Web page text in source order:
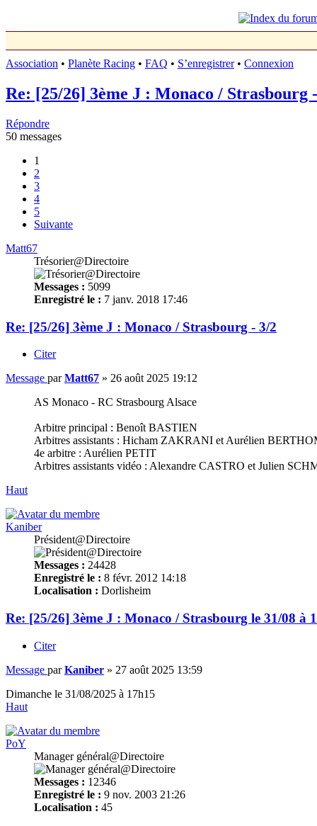
Association • Planète Racing • FAQ • S’enregistrer• Connexion
Re: [25/26] 3ème J : Monaco / Strasbourg
Répondre
50 messages
1
2
3
4
5
Suivante
Matt67
Trésorier@Directoire
Messages : 5099
Enregistré le : 7 janv. 2018 17:46
Re: [25/26] 3ème J : Monaco / Strasbourg - 3/2
Citer
Message parMatt67 » 26 août 2025 19:12
AS Monaco - RC Strasbourg Alsace
Arbitre principal : Benoît BASTIEN
Arbitres assistants : Hicham ZAKRANI et Aurélien
4e arbitre : Aurélien PETIT
Arbitres assistants vidéo : Alexandre CASTRO et Julien
Haut
Kaniber
Président@Directoire
Messages : 24428
Enregistré le : 8 févr. 2012 14:18
Localisation : Dorlisheim
Re: [25/26] 3ème J : Monaco / Strasbourg le 31/08 à
Citer
Message parKaniber » 27 août 2025 13:59
Dimanche le 31/08/2025 à 17h15
Haut
PoY
Manager général@Directoire
Messages : 12346
Enregistré le : 9 nov. 2003 21:26
Localisation : 45